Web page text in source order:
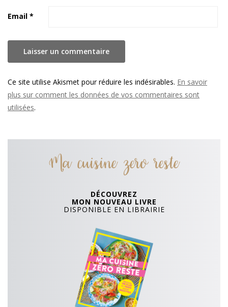
Email *
Ce site utilise Akismet pour réduire les indésirables. En savoir
plus sur comment les données de vos commentaires sont
utilisées.
Ma cuisine zero reste
DÉCOUVREZ
MON NOUVEAU LIVRE
DISPONIBLE EN LIBRAIRIE